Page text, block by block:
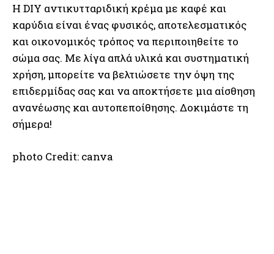
Η DIY αντικυτταριδική κρέμα με καφέ και
καρύδια είναι ένας φυσικός, αποτελεσματικός
και οικονομικός τρόπος να περιποιηθείτε το
σώμα σας. Με λίγα απλά υλικά και συστηματική
χρήση, μπορείτε να βελτιώσετε την όψη της
επιδερμίδας σας και να αποκτήσετε μια αίσθηση
ανανέωσης και αυτοπεποίθησης. Δοκιμάστε τη
σήμερα!
photo Credit: canva